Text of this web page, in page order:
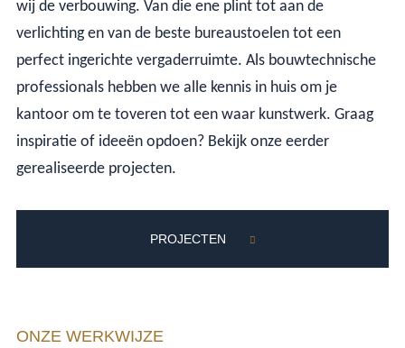
wij de verbouwing. Van die ene plint tot aan de
verlichting en van de beste bureaustoelen tot een
perfect ingerichte vergaderruimte. Als bouwtechnische
professionals hebben we alle kennis in huis om je
kantoor om te toveren tot een waar kunstwerk. Graag
inspiratie of ideeën opdoen? Bekijk onze eerder
gerealiseerde projecten.
PROJECTEN
ONZE WERKWIJZE